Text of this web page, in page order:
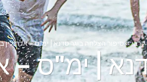
קרבי» סיפור הצלחה בוגר סדנא | ימ”ס – אדרנלין
| ימ"ס –